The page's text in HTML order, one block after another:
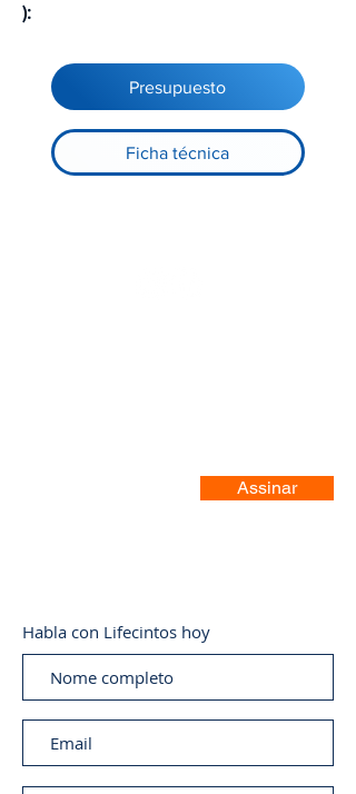
):
Presupuesto
Ficha técnica
Assinar
Habla con Lifecintos hoy